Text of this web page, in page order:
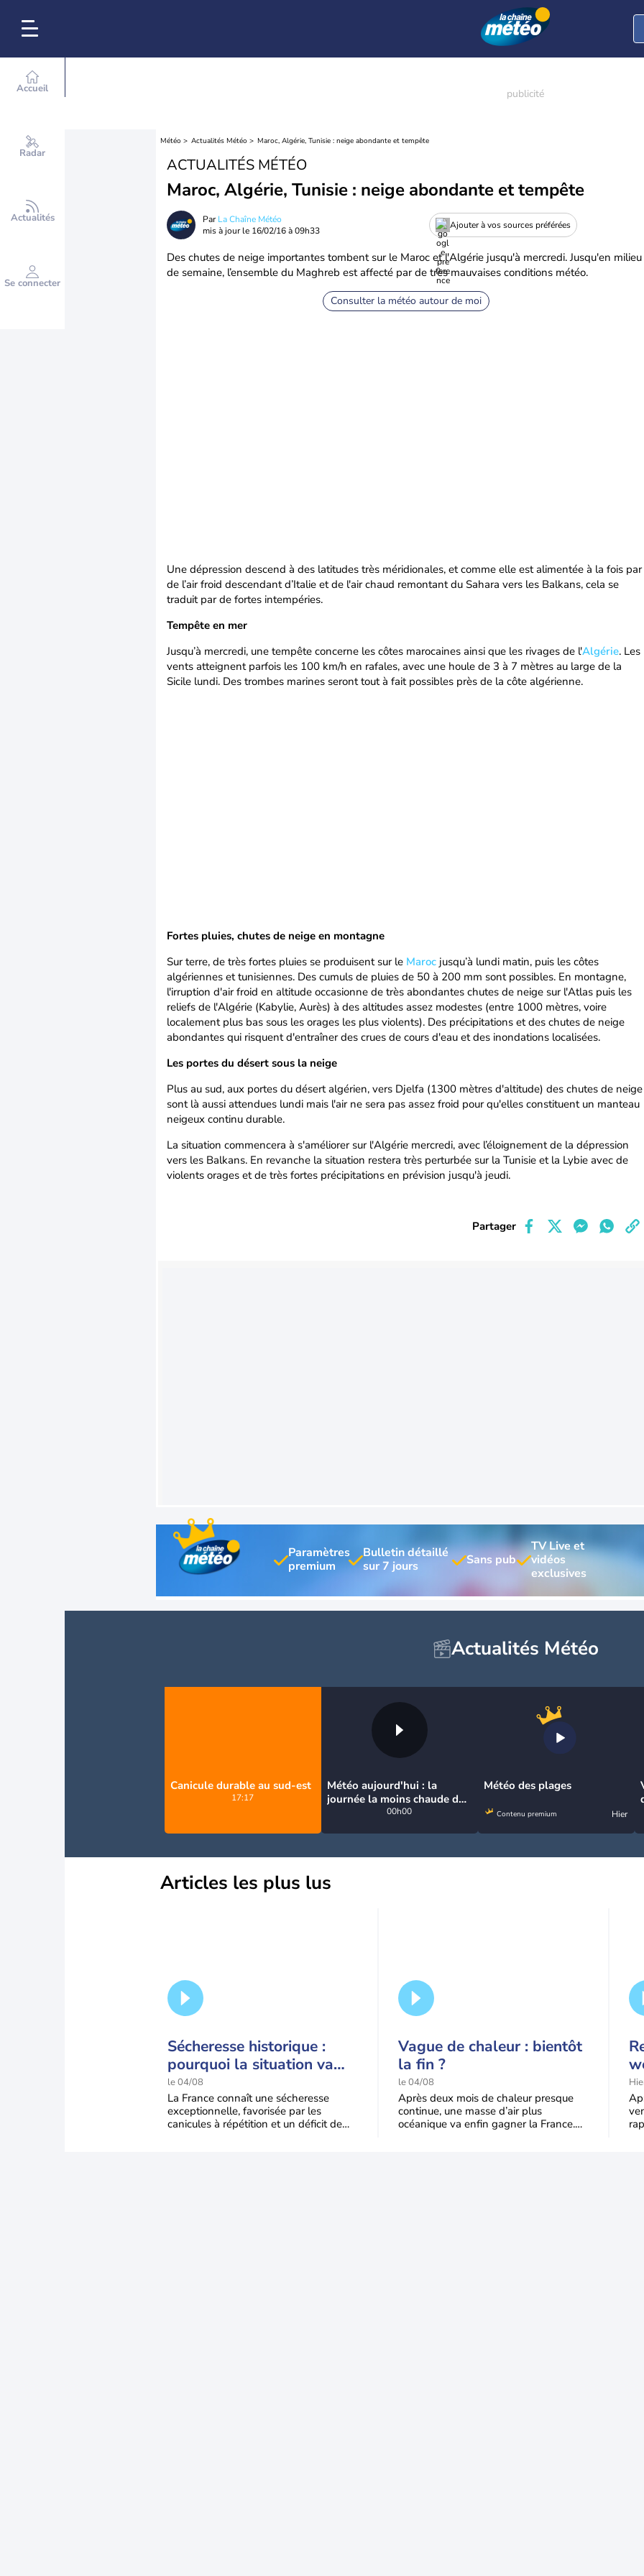
Accueil
Radar
Actualités
Se connecter
Météo Actualités Météo Maroc, Algérie, Tunisie : neige abondante et tempête
ACTUALITÉS MÉTÉO
Maroc, Algérie, Tunisie : neige abondante et tempête
ParLa Chaîne Météo
mis à jour le 16/02/16 à 09h33
Ajouter à vos sources préférées
Des chutes de neige importantes tombent sur le Maroc et l'Algérie jusqu'à mercredi. Jusqu'en milieu
de semaine, l’ensemble du Maghreb est affecté par de très mauvaises conditions météo.
Consulter la météo autour de moi
Une dépression descend à des latitudes très méridionales, et comme elle est alimentée à la fois par
de l’air froid descendant d’Italie et de l'air chaud remontant du Sahara vers les Balkans, cela se
traduit par de fortes intempéries.
Tempête en mer
Jusqu’à mercredi, une tempête concerne les côtes marocaines ainsi que les rivages de l'Algérie. Les
vents atteignent parfois les 100 km/h en rafales, avec une houle de 3 à 7 mètres au large de la
Sicile lundi. Des trombes marines seront tout à fait possibles près de la côte algérienne.
Fortes pluies, chutes de neige en montagne
Sur terre, de très fortes pluies se produisent sur le Maroc jusqu’à lundi matin, puis les côtes
algériennes et tunisiennes. Des cumuls de pluies de 50 à 200 mm sont possibles. En montagne,
l'irruption d'air froid en altitude occasionne de très abondantes chutes de neige sur l'Atlas puis les
reliefs de l'Algérie (Kabylie, Aurès) à des altitudes assez modestes (entre 1000 mètres, voire
localement plus bas sous les orages les plus violents). Des précipitations et des chutes de neige
abondantes qui risquent d'entraîner des crues de cours d'eau et des inondations localisées.
Les portes du désert sous la neige
Plus au sud, aux portes du désert algérien, vers Djelfa (1300 mètres d'altitude) des chutes de neige
sont là aussi attendues lundi mais l'air ne sera pas assez froid pour qu'elles constituent un manteau
neigeux continu durable.
La situation commencera à s'améliorer sur l'Algérie mercredi, avec l’éloignement de la dépression
vers les Balkans. En revanche la situation restera très perturbée sur la Tunisie et la Lybie avec de
violents orages et de très fortes précipitations en prévision jusqu'à jeudi.
Partager
Paramètres
Bulletin détaillé
TV Live et
vidéos
Actualités Météo
Canicule durable au sud-est
17:17
Météo aujourd'hui : la
journée la moins chaude de
la semaine, excepté près de
00h00
Météo des plages
Contenu premium Hier
Articles les plus lus
Sécheresse historique :
pourquoi la situation va
encore s'aggraver jusqu'à
la mi-août
le 04/08
La France connaît une sécheresse
exceptionnelle, favorisée par les
canicules à répétition et un déficit de
Vague de chaleur : bientôt
la fin ?
le 04/08
Après deux mois de chaleur presque
continue, une masse d’air plus
océanique va enfin gagner la France.